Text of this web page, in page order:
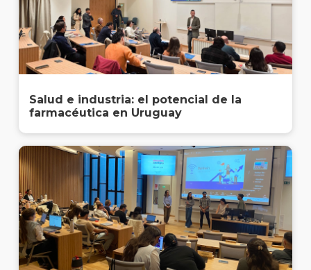
Salud e industria: el potencial de la
farmacéutica en Uruguay